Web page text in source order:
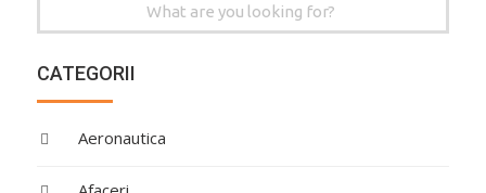
for:
CATEGORII
Aeronautica